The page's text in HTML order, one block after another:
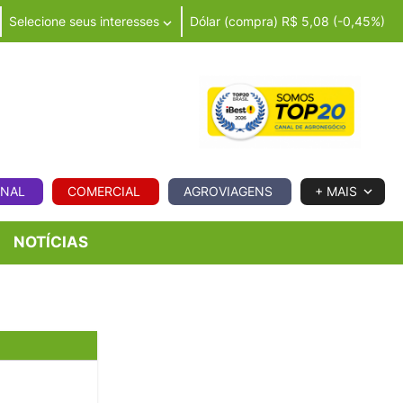
Selecione seus interesses Dólar (compra) R$ 5,08 (-0,45%)
COMERCIAL AGROVIAGENS + MAIS
NOTÍCIAS